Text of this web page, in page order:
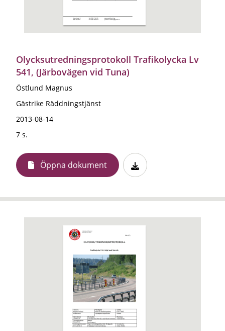
Olycksutredningsprotokoll Trafikolycka Lv
541, (Järbovägen vid Tuna)
Östlund Magnus
Gästrike Räddningstjänst
2013-08-14
7 s.
Öppna dokument